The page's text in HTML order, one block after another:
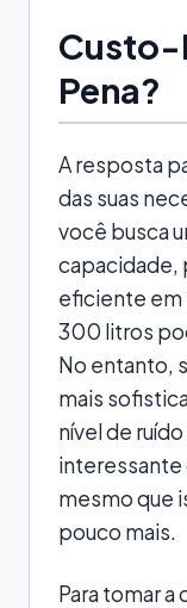
Custo-
Pena?
A resposta
das suas
você busca
capacidade,
eficiente em
300 litros
No entanto,
mais
nível de
interessante
mesmo que
pouco mais.
Para tomar